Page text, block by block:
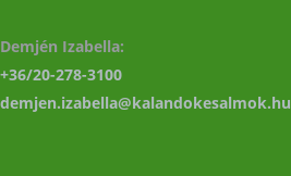
Demjén Izabella:
+36/20-278-3100
demjen.izabella@kalandokesalmok.hu